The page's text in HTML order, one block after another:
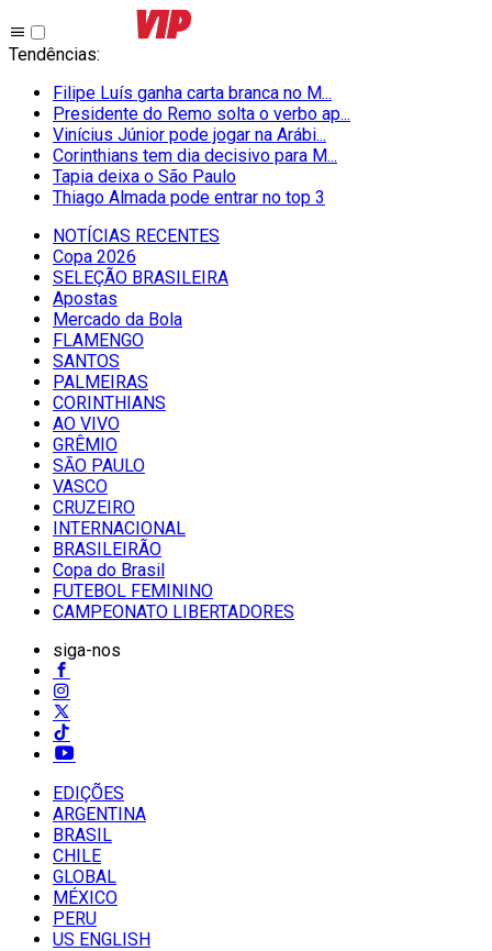
Tendências:
Filipe Luís ganha carta branca no M...
Presidente do Remo solta o verbo ap...
Vinícius Júnior pode jogar na Arábi...
Corinthians tem dia decisivo para M...
Tapia deixa o São Paulo
Thiago Almada pode entrar no top 3
NOTÍCIAS RECENTES
Copa 2026
SELEÇÃO BRASILEIRA
Apostas
Mercado da Bola
FLAMENGO
SANTOS
PALMEIRAS
CORINTHIANS
AO VIVO
GRÊMIO
SĀO PAULO
VASCO
CRUZEIRO
INTERNACIONAL
BRASILEIRÃO
Copa do Brasil
FUTEBOL FEMININO
CAMPEONATO LIBERTADORES
siga-nos
EDIÇÕES
ARGENTINA
BRASIL
CHILE
GLOBAL
MÉXICO
PERU
US ENGLISH